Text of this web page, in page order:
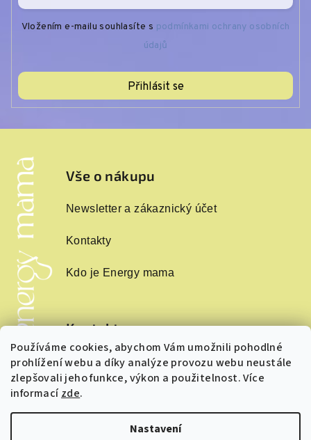
Používáme cookies, abychom Vám umožnili pohodlné
prohlížení webu a díky analýze provozu webu neustále
zlepšovali jeho funkce, výkon a použitelnost. Více
informacízde.
Nastavení
Vložením e-mailu souhlasíte s podmínkami ochrany osobních
údajů
Přihlásit se
Vše o nákupu
Newsletter a zákaznický účet
Kontakty
Kdo je Energy mama
Kontakt
info@energymama.cz
+420 724243874